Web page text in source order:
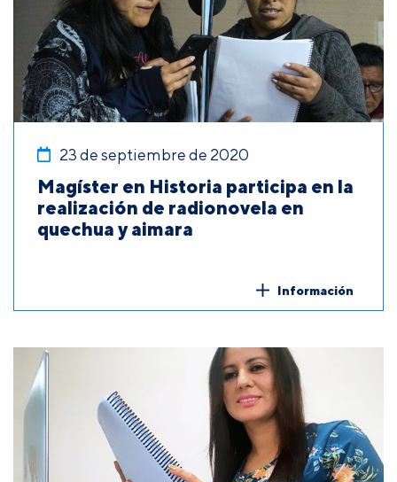
23 de septiembre de 2020
Magíster en Historia participa en la
realización de radionovela en
quechua y aimara
Información